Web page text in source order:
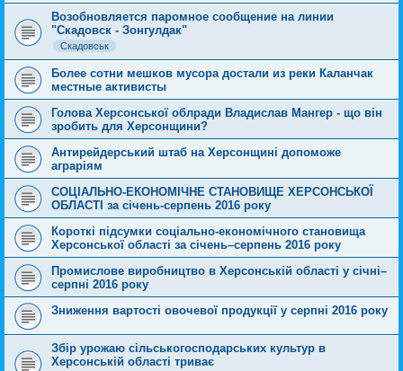
Возобновляется паромное сообщение на линии
"Скадовск - Зонгулдак"
Скадовськ
Более сотни мешков мусора достали из реки Каланчак
местные активисты
Голова Херсонської облради Владислав Мангер - що він
зробить для Херсонщини?
Антирейдерський штаб на Херсонщині допоможе
аграріям
СОЦІАЛЬНО-ЕКОНОМІЧНЕ СТАНОВИЩЕ ХЕРСОНСЬКОЇ
ОБЛАСТІ за січень-серпень 2016 року
Короткі підсумки соціально-економічного становища
Херсонської області за cічень–серпень 2016 року
Промислове виробництво в Херсонській області у січні–
серпні 2016 року
Зниження вартості овочевої продукції у серпні 2016 року
Збір урожаю сільськогосподарських культур в
Херсонській області триває